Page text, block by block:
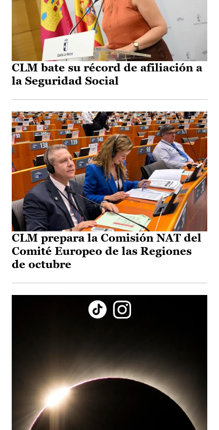
CLM bate su récord de afiliación a
la Seguridad Social
CLM prepara la Comisión NAT del
Comité Europeo de las Regiones
de octubre